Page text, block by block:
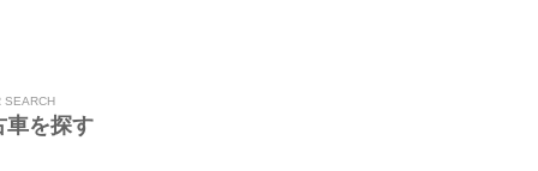
SEARCH
車を探す